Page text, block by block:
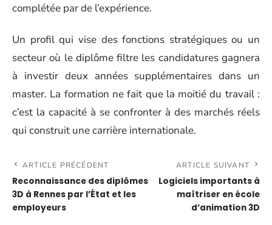
complétée par de l’expérience.
Un profil qui vise des fonctions stratégiques ou un
secteur où le diplôme filtre les candidatures gagnera
à investir deux années supplémentaires dans un
master. La formation ne fait que la moitié du travail :
c’est la capacité à se confronter à des marchés réels
qui construit une carrière internationale.
ARTICLE PRÉCÉDENT
Reconnaissance des diplômes
3D à Rennes par l’État et les
employeurs
ARTICLE SUIVANT
Logiciels importants à
maîtriser en école
d’animation 3D